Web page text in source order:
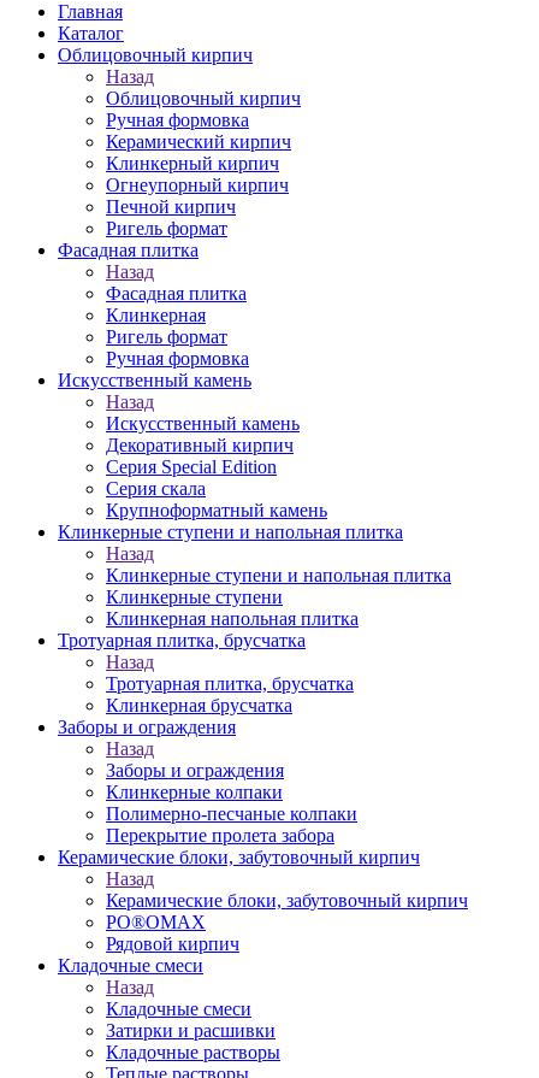
Главная
Каталог
Облицовочный кирпич
Назад
Облицовочный кирпич
Ручная формовка
Керамический кирпич
Клинкерный кирпич
Огнеупорный кирпич
Печной кирпич
Ригель формат
Фасадная плитка
Назад
Фасадная плитка
Клинкерная
Ригель формат
Ручная формовка
Искусственный камень
Назад
Искусственный камень
Декоративный кирпич
Серия Special Edition
Серия скала
Крупноформатный камень
Клинкерные ступени и напольная плитка
Назад
Клинкерные ступени и напольная плитка
Клинкерные ступени
Клинкерная напольная плитка
Тротуарная плитка, брусчатка
Назад
Тротуарная плитка, брусчатка
Клинкерная брусчатка
Заборы и ограждения
Назад
Заборы и ограждения
Клинкерные колпаки
Полимерно-песчаные колпаки
Перекрытие пролета забора
Керамические блоки, забутовочный кирпич
Назад
Керамические блоки, забутовочный кирпич
PO®OMAX
Рядовой кирпич
Кладочные смеси
Назад
Кладочные смеси
Затирки и расшивки
Кладочные растворы
Теплые растворы